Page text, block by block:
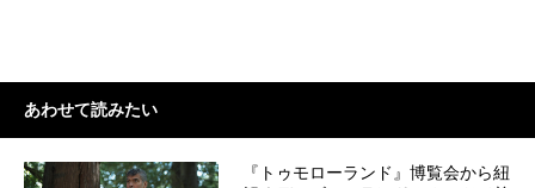
あわせて読みたい
『トゥモローランド』博覧会から紐